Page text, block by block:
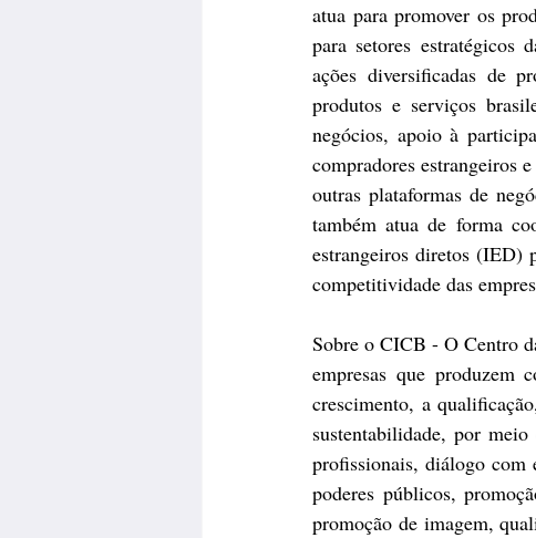
atua para promover os
para setores estratégicos
ações diversificadas de
produtos e serviços
negócios, apoio à
compradores estrangeiros
outras plataformas de
também atua de forma
estrangeiros diretos (IED)
competitividade das
Sobre o CICB - O Centro
empresas que
crescimento, a
sustentabilidade, por
profissionais, diálogo com
poderes públicos,
promoção de imagem,